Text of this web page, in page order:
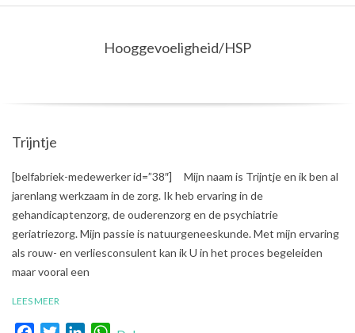
Menu
Hooggevoeligheid/HSP
Trijntje
2020-
01-
[belfabriek-medewerker id=”38″] Mijn naam is Trijntje en ik ben al
jarenlang werkzaam in de zorg. Ik heb ervaring in de
gehandicaptenzorg, de ouderenzorg en de psychiatrie
geriatriezorg. Mijn passie is natuurgeneeskunde. Met mijn ervaring
als rouw- en verliesconsulent kan ik U in het proces begeleiden
maar vooral een
LEES MEER